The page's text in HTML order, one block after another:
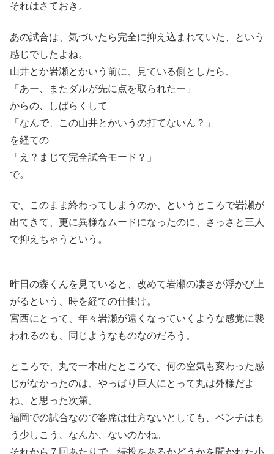
それはさておき。
あの試合は、気づいたら完全に抑え込まれていた、という
感じでしたよね。
山井とか岩瀬とかいう前に、見ている側としたら、
「あー、またダルが先に点を取られたー」
からの、しばらくして
「なんで、この山井とかいうの打てないん？」
を経ての
「え？まじで完全試合モード？」
で。
で、このまま終わってしまうのか、というところで岩瀬が
出てきて、更に異様なムードになったのに、さっさと三人
で抑えちゃうという。
昨日の森くんを見ていると、改めて岩瀬の凄さが浮かび上
がるという、時を経ての仕掛け。
宮西にとって、年々岩瀬が遠くなっていくような感覚に襲
われるのも、同じようなものなのだろう。
ところで、丸で一本出たところで、何の空気も変わった感
じがなかったのは、やっぱり巨人にとって丸は外様だよ
ね、と思った次第。
福岡での試合なので客席は仕方ないとしても、ベンチはも
う少しこう、なんか、ないのかね。